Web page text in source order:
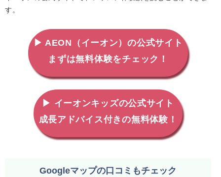
す。
▶ AEON（イーオン）の公式サイト
まずは無料体験をチェック！
▶ イーオンキッズの公式サイト
成長アドバイス付きの無料体験！
Googleマップの口コミもチェック